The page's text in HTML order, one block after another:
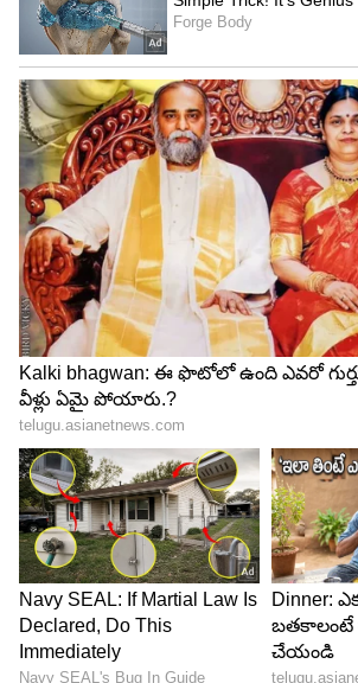
తీసుకోగానే.. వాటితో షోరూమ్
ఇచ్చిందని.. వాళ్ల నాన్న డబ్బులు
అందని మొత్తం రోహిణీ మీదకు
ప్రభావతి రెచ్చిపోతుంది.
తప్పంతా రోహిణీ దే అని.. రోహిణీ పై
రోహిణీ చెంపలను వాయిస్తుంది.
నిలదీస్తుంది. ‘ నేను ఆ డబ్బులతో
మీ కొడుకు పార్క్ లో పడుకునేవాడు..
అడుక్కునేవాడు’ అని రోహిణీ ఎదురు
మాటకు ప్రభావతికి కోపం రెట్టింపు
ఎక్కువ కోపంతో.. రోహిణీని
అయితే... ప్రభావతి ని మీనా, శ్రుతి
కానీ.. ప్రభావతి ఆగదు. చావగొడుతుంది.
ఆపి.. రోహిణీని లోపలికి పంపిస్తారు.
చెయ్యి చేసుకోవడం తప్పు అని..
అయితే.. మనోజ్, రోహిణీ ఇద్దరూ కలిసి
రోహిణీని మాత్రమే శిక్షించడం కరెక్ట్
శ్రుతి, రవి అంటారు.